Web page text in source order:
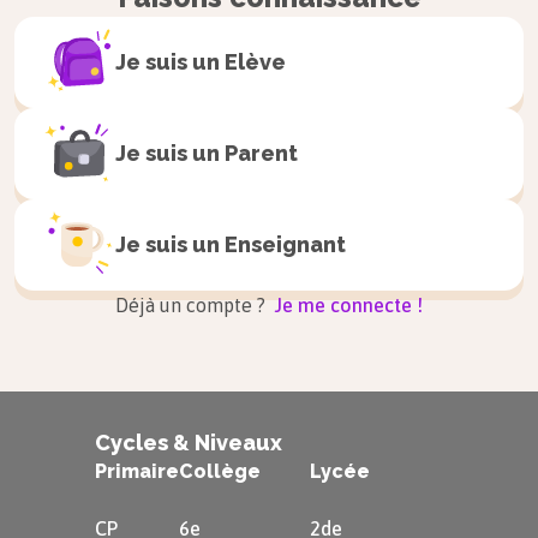
Je suis un Elève
Je suis un Parent
Je suis un Enseignant
Déjà un compte ? Je me connecte !
Cycles & Niveaux
Primaire
CP
Collège
6e
Lycée
2de